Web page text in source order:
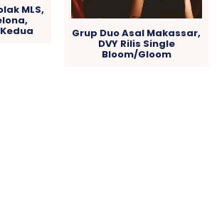
MLS,
Grup Duo Asal Makassar,
DVY Rilis Single
Bloom/Gloom